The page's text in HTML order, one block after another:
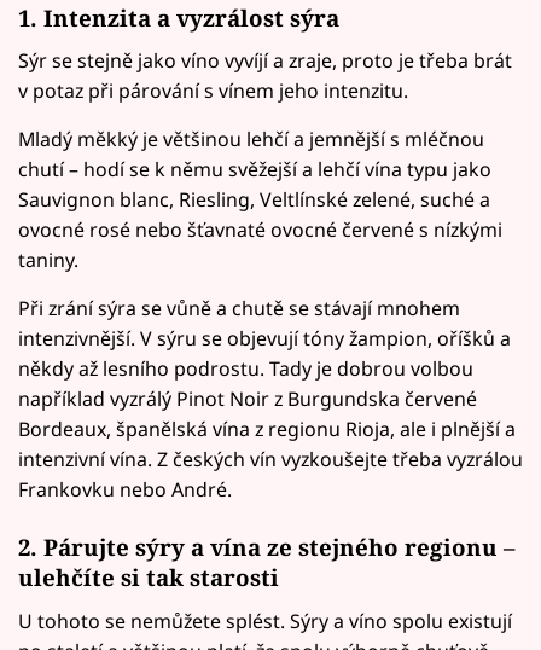
1. Intenzita a vyzrálost sýra
Sýr se stejně jako víno vyvíjí a zraje, proto je třeba brát
v potaz při párování s vínem jeho intenzitu.
Mladý měkký je většinou lehčí a jemnější s mléčnou
chutí – hodí se k němu svěžejší a lehčí vína typu jako
Sauvignon blanc, Riesling, Veltlínské zelené, suché a
ovocné rosé nebo šťavnaté ovocné červené s nízkými
taniny.
Při zrání sýra se vůně a chutě se stávají mnohem
intenzivnější. V sýru se objevují tóny žampion, oříšků a
někdy až lesního podrostu. Tady je dobrou volbou
například vyzrálý Pinot Noir z Burgundska červené
Bordeaux, španělská vína z regionu Rioja, ale i plnější a
intenzivní vína. Z českých vín vyzkoušejte třeba vyzrálou
Frankovku nebo André.
2. Párujte sýry a vína ze stejného regionu –
ulehčíte si tak starosti
U tohoto se nemůžete splést. Sýry a víno spolu existují